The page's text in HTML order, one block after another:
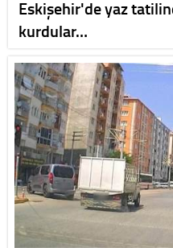
Eskişehir'de yaz
kurdular…